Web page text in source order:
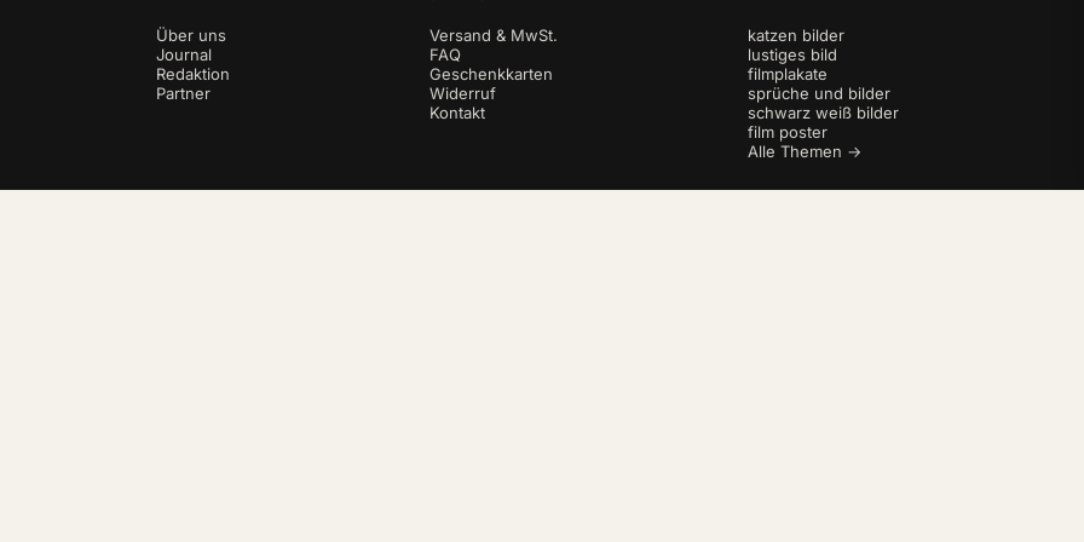
Über uns
Journal
Redaktion
Partner
Versand & MwSt.
FAQ
Geschenkkarten
Widerruf
Kontakt
katzen bilder
lustiges bild
filmplakate
sprüche und bilder
schwarz weiß bilder
film poster
Alle Themen →